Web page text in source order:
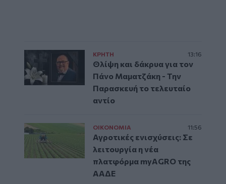
ΚΡΗΤΗ 13:16
Θλίψη και δάκρυα για τον
Πάνο Μαματζάκη - Την
Παρασκευή το τελευταίο
αντίο
ΟΙΚΟΝΟΜΙΑ 11:56
Αγροτικές ενισχύσεις: Σε
λειτουργία η νέα
πλατφόρμα myAGRO της
ΑΑΔΕ